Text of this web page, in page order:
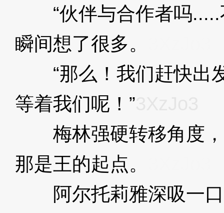
“伙伴与合作者吗.....
瞬间想了很多。
“那么！我们赶快出
等着我们呢！”
梅林强硬转移角度，
那是王的起点。
阿尔托莉雅深吸一口